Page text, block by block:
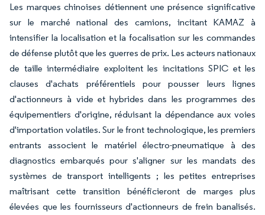
Les marques chinoises détiennent une présence significative
sur le marché national des camions, incitant KAMAZ à
intensifier la localisation et la focalisation sur les commandes
de défense plutôt que les guerres de prix. Les acteurs nationaux
de taille intermédiaire exploitent les incitations SPIC et les
clauses d'achats préférentiels pour pousser leurs lignes
d'actionneurs à vide et hybrides dans les programmes des
équipementiers d'origine, réduisant la dépendance aux voies
d'importation volatiles. Sur le front technologique, les premiers
entrants associent le matériel électro-pneumatique à des
diagnostics embarqués pour s'aligner sur les mandats des
systèmes de transport intelligents ; les petites entreprises
maîtrisant cette transition bénéficieront de marges plus
élevées que les fournisseurs d'actionneurs de frein banalisés.